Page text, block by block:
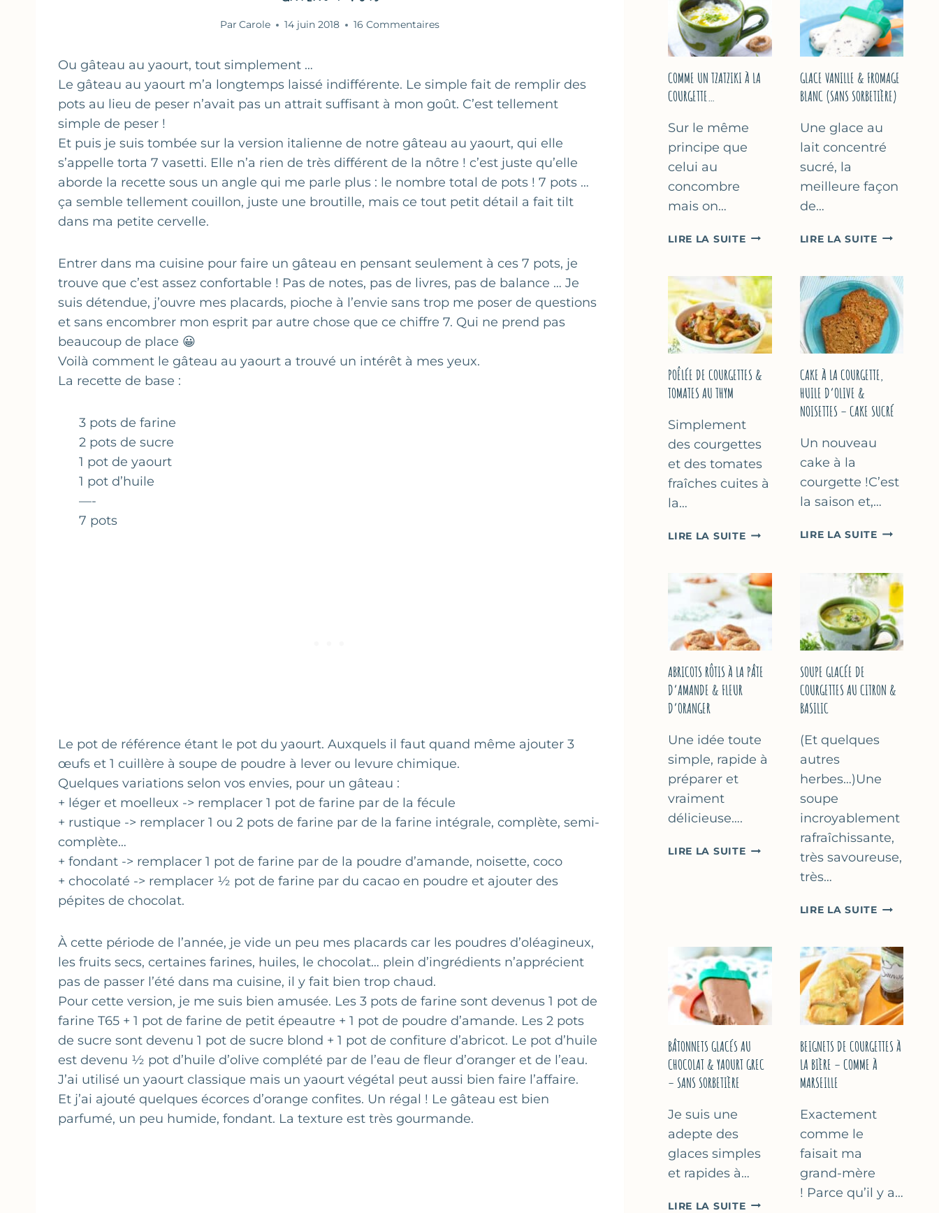
Par Carole 14 juin 2018 16 Commentaires
Ou gâteau au yaourt, tout simplement …
Le gâteau au yaourt m’a longtemps laissé indifférente. Le simple fait de remplir des
pots au lieu de peser n’avait pas un attrait suffisant à mon goût. C’est tellement
simple de peser !
Et puis je suis tombée sur la version italienne de notre gâteau au yaourt, qui elle
s’appelle torta 7 vasetti. Elle n’a rien de très différent de la nôtre ! c’est juste qu’elle
aborde la recette sous un angle qui me parle plus : le nombre total de pots ! 7 pots …
ça semble tellement couillon, juste une broutille, mais ce tout petit détail a fait tilt
dans ma petite cervelle.
Entrer dans ma cuisine pour faire un gâteau en pensant seulement à ces 7 pots, je
trouve que c’est assez confortable ! Pas de notes, pas de livres, pas de balance … Je
suis détendue, j’ouvre mes placards, pioche à l’envie sans trop me poser de questions
et sans encombrer mon esprit par autre chose que ce chiffre 7. Qui ne prend pas
beaucoup de place 😀
Voilà comment le gâteau au yaourt a trouvé un intérêt à mes yeux.
La recette de base :
3 pots de farine
2 pots de sucre
1 pot de yaourt
1 pot d’huile
—-
7 pots
Le pot de référence étant le pot du yaourt. Auxquels il faut quand même ajouter 3
œufs et 1 cuillère à soupe de poudre à lever ou levure chimique.
Quelques variations selon vos envies, pour un gâteau :
+ léger et moelleux -> remplacer 1 pot de farine par de la fécule
+ rustique -> remplacer 1 ou 2 pots de farine par de la farine intégrale, complète, semi-
complète…
+ fondant -> remplacer 1 pot de farine par de la poudre d’amande, noisette, coco
+ chocolaté -> remplacer ½ pot de farine par du cacao en poudre et ajouter des
pépites de chocolat.
À cette période de l’année, je vide un peu mes placards car les poudres d’oléagineux,
les fruits secs, certaines farines, huiles, le chocolat… plein d’ingrédients n’apprécient
pas de passer l’été dans ma cuisine, il y fait bien trop chaud.
Pour cette version, je me suis bien amusée. Les 3 pots de farine sont devenus 1 pot de
farine T65 + 1 pot de farine de petit épeautre + 1 pot de poudre d’amande. Les 2 pots
de sucre sont devenu 1 pot de sucre blond + 1 pot de confiture d’abricot. Le pot d’huile
est devenu ½ pot d’huile d’olive complété par de l’eau de fleur d’oranger et de l’eau.
J’ai utilisé un yaourt classique mais un yaourt végétal peut aussi bien faire l’affaire.
Et j’ai ajouté quelques écorces d’orange confites. Un régal ! Le gâteau est bien
parfumé, un peu humide, fondant. La texture est très gourmande.
COMME UN TZATZIKI À LA
COURGETTE…
Sur le même
principe que
celui au
concombre
mais on…
LIRE LA SUITECOMME
À
LA
COURGETTE…
GLACE VANILLE & FROMAGE
BLANC (SANS SORBETIÈRE)
Une glace au
lait concentré
sucré, la
meilleure façon
de…
LIRE LA SUITEGLACE
FROMAGE
BLANC
(SANS
POÊLÉE DE COURGETTES &
TOMATES AU THYM
Simplement
des courgettes
et des tomates
fraîches cuites à
la…
LIRE LA SUITEPOÊLÉE
&
TOMATES
AU
THYM
CAKE À LA COURGETTE,
HUILE D’OLIVE &
NOISETTES – CAKE SUCRÉ
Un nouveau
cake à la
courgette !C’est
la saison et,…
LIRE LA SUITECAKE
HUILE
D’OLIVE
&
NOISETTES
SUCRÉ
ABRICOTS RÔTIS À LA PÂTE
D’AMANDE & FLEUR
D’ORANGER
Une idée toute
simple, rapide à
préparer et
vraiment
délicieuse….
LIRE LA SUITEABRICOTS
&
FLEUR
D’ORANGER
SOUPE GLACÉE DE
COURGETTES AU CITRON &
BASILIC
(Et quelques
autres
herbes…)Une
soupe
incroyablement
rafraîchissante,
très savoureuse,
très…
LIRE LA SUITESOUPE
AU
CITRON
&
BASILIC
BÂTONNETS GLACÉS AU
CHOCOLAT & YAOURT GREC
– SANS SORBETIÈRE
Je suis une
adepte des
glaces simples
et rapides à…
LIRE LA SUITEBÂTONNETS
BEIGNETS DE COURGETTES À
LA BIÈRE – COMME À
MARSEILLE
Exactement
comme le
faisait ma
grand-mère
! Parce qu’il y a…